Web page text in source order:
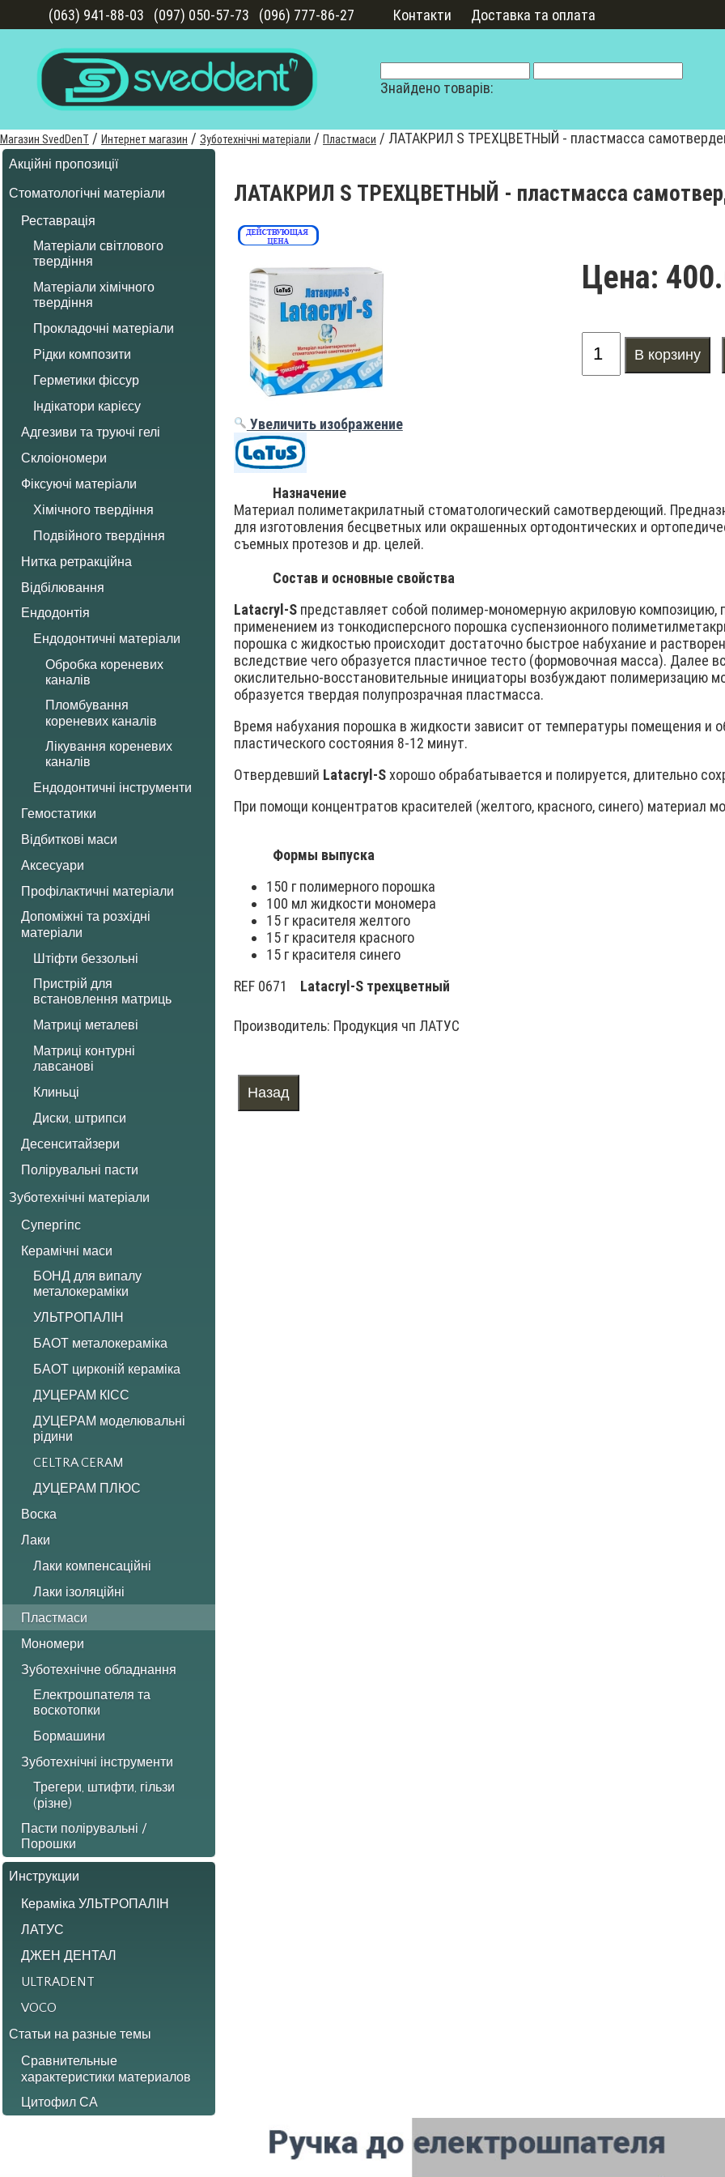
(063) 941-88-03 (097) 050-57-73 (096) 777-86-27 Контакти Доставка та оплата
Знайдено товарів:
Магазин SvedDenT / Интернет магазин / Зуботехнічні матеріали / Пластмаси / ЛАТАКРИЛ S ТРЕХЦВЕТНЫЙ - пластмасса
Акційні пропозиції
Стоматологічні матеріали
Реставрація
Матеріали світлового
твердіння
Матеріали хімічного
твердіння
Прокладочні матеріали
Рідки композити
Герметики фіссур
Індікатори карієсу
Адгезиви та труючі гелі
Склоіономери
Фіксуючі матеріали
Хімічного твердіння
Подвійного твердіння
Нитка ретракційна
Відбілювання
Ендодонтія
Ендодонтичні матеріали
Обробка кореневих
каналів
Пломбування
кореневих каналів
Лікування кореневих
каналів
Ендодонтичні інструменти
Гемостатики
Відбиткові маси
Аксесуари
Профілактичні матеріали
Допоміжні та розхідні
матеріали
Штіфти беззольні
Пристрій для
встановлення матриць
Матриці металеві
Матриці контурні
лавсанові
Клиньці
Диски, штрипси
Десенситайзери
Полірувальні пасти
Зуботехнічні матеріали
Супергіпс
Керамічні маси
БОНД для випалу
металокераміки
УЛЬТРОПАЛІН
БАОТ металокераміка
БАОТ цирконій кераміка
ДУЦЕРАМ КІСС
ДУЦЕРАМ моделювальні
рідини
CELTRA CERAM
ДУЦЕРАМ ПЛЮС
Воска
Лаки
Лаки компенсаційні
Лаки ізоляційні
Пластмаси
Мономери
Зуботехнічне обладнання
Електрошпателя та
воскотопки
Бормашини
Зуботехнічні інструменти
Трегери, штифти, гільзи
(різне)
Пасти полірувальні /
Порошки
Инструкции
Кераміка УЛЬТРОПАЛІН
ЛАТУС
ДЖЕН ДЕНТАЛ
ULTRADENT
VOCO
Статьи на разные темы
Сравнительные
характеристики материалов
Цитофил СА
ЛАТАКРИЛ S ТРЕХЦВЕТНЫЙ - пластмасса
Увеличить изображение
Цена:
Назначение
Материал полиметакрилатный стоматологический самотвердеющий.
для изготовления бесцветных или окрашенных ортодонтических и
съемных протезов и др. целей.
Состав и основные свойства
Latacryl-Sпредставляет собой полимер-мономерную акриловую композицию,
применением из тонкодисперсного порошка суспензионного
порошка с жидкостью происходит достаточно быстрое набухание и
вследствие чего образуется пластичное тесто (формовочная масса). Далее
окислительно-восстановительные инициаторы возбуждают полимеризацию
образуется твердая полупрозрачная пластмасса.
Время набухания порошка в жидкости зависит от температуры помещения и
пластического состояния 8-12 минут.
Отвердевший Latacryl-Sхорошо обрабатывается и полируется, длительно
При помощи концентратов красителей (желтого, красного, синего) материал
Формы выпуска
150 г полимерного порошка
100 мл жидкости мономера
15 г красителя желтого
15 г красителя красного
15 г красителя синего
REF 0671 Latacryl-S трехцветный
Производитель: Продукция чп ЛАТУС